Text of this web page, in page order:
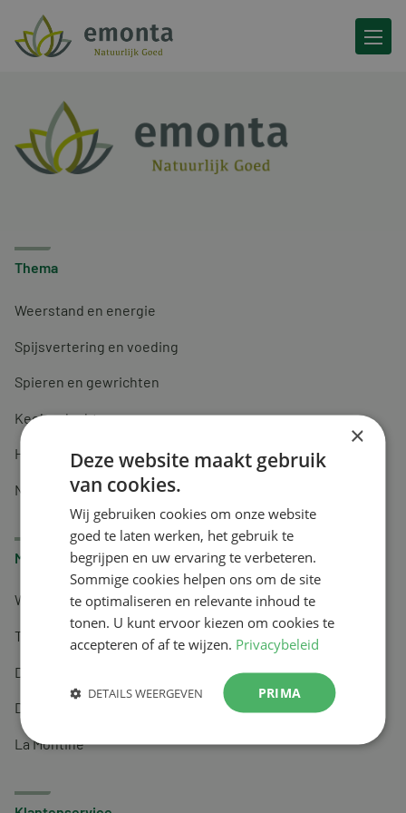
Ga naar de inhoud
Thema
Weerstand en energie
Spijsvertering en voeding
Spieren en gewrichten
Keel en luchtwegen
Huidverzorging
Nachtrust
Merken
Wapiti
Tai-Ginseng
Dermagíq
Draisma
La Montine
×
Deze website maakt gebruik
van cookies.
Wij gebruiken cookies om onze website
goed te laten werken, het gebruik te
begrijpen en uw ervaring te verbeteren.
Sommige cookies helpen ons om de site
te optimaliseren en relevante inhoud te
tonen. U kunt ervoor kiezen om cookies te
accepteren of af te wijzen. Privacybeleid
PRIMA
DETAILS WEERGEVEN